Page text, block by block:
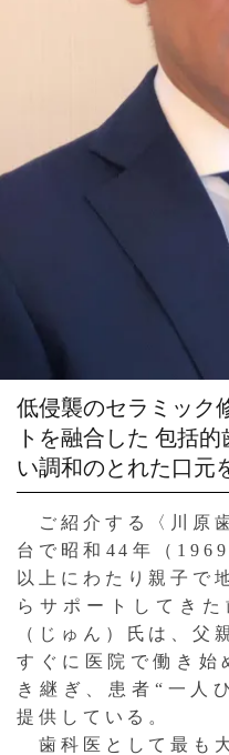
低侵襲のセラミック
トを融合した 包括的
い調和のとれた口元
ご紹介する〈川原
台で昭和44年（
以上にわたり親子で
らサポートしてき
（じゅん）氏は、父
すぐに医院で働き始
き継ぎ、患者“一人
提供している。
歯科医として最も